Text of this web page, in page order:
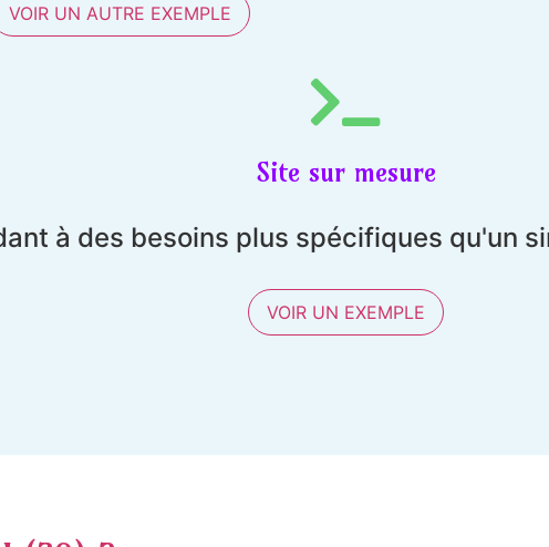
VOIR UN AUTRE EXEMPLE
Site sur mesure
à des besoins plus spécifiques qu'un
VOIR UN EXEMPLE